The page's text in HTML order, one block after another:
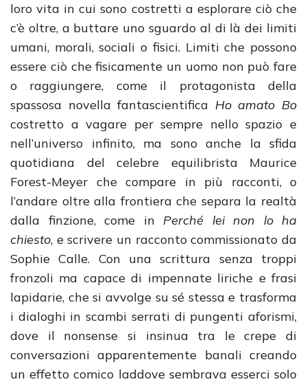
loro vita in cui sono costretti a esplorare ciò che
c’è oltre, a buttare uno sguardo al di là dei limiti
umani, morali, sociali o fisici. Limiti che possono
essere ciò che fisicamente un uomo non può fare
o raggiungere, come il protagonista della
spassosa novella fantascientifica Ho amato Bo
costretto a vagare per sempre nello spazio e
nell’universo infinito, ma sono anche la sfida
quotidiana del celebre equilibrista Maurice
Forest-Meyer che compare in più racconti, o
l’andare oltre alla frontiera che separa la realtà
dalla finzione, come in Perché lei non lo ha
chiesto, e scrivere un racconto commissionato da
Sophie Calle. Con una scrittura senza troppi
fronzoli ma capace di impennate liriche e frasi
lapidarie, che si avvolge su sé stessa e trasforma
i dialoghi in scambi serrati di pungenti aforismi,
dove il nonsense si insinua tra le crepe di
conversazioni apparentemente banali creando
un effetto comico laddove sembrava esserci solo